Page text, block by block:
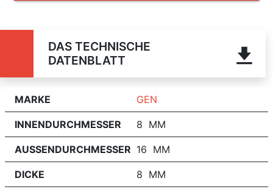
DAS TECHNISCHE
DATENBLATT
MARKE GEN
INNENDURCHMESSER 8 MM
AUSSENDURCHMESSER 16 MM
DICKE 8 MM